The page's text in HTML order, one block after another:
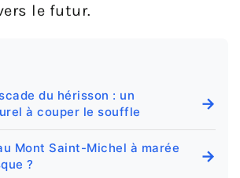
le futur.
du hérisson : un
à couper le souffle
→
Mont Saint-Michel à marée
?
→